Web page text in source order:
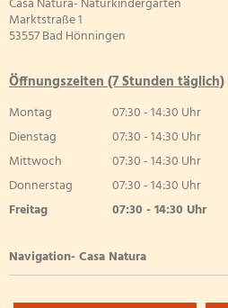
Marktstraße 1
53557 Bad Hönningen
Öffnungszeiten (7 Stunden täglich)
Montag 07:30-14:30 Uhr
Von 07:30 bis 14:30 Uhr
Dienstag 07:30-14:30 Uhr
Von 07:30 bis 14:30 Uhr
Mittwoch 07:30-14:30 Uhr
Von 07:30 bis 14:30 Uhr
Donnerstag 07:30-14:30 Uhr
Von 07:30 bis 14:30 Uhr
Freitag 07:30 -14:30 Uhr
Navigation- Casa Natura